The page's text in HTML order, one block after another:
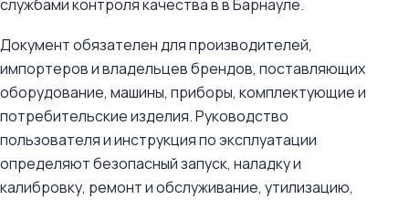
службами контроля качества в в Барнауле.
Документ обязателен для производителей,
импортеров и владельцев брендов, поставляющих
оборудование, машины, приборы, комплектующие и
потребительские изделия. Руководство
пользователя и инструкция по эксплуатации
определяют безопасный запуск, наладку и
калибровку, ремонт и обслуживание, утилизацию,